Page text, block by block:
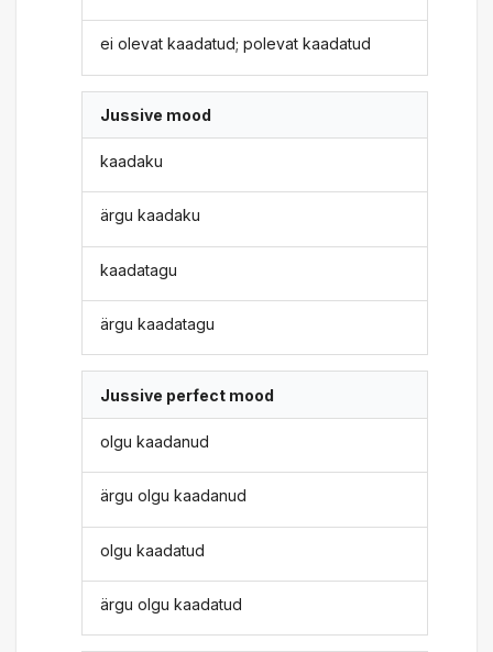
ei olevat kaadatud; polevat kaadatud
Jussive mood
kaadaku
ärgu kaadaku
kaadatagu
ärgu kaadatagu
Jussive perfect mood
olgu kaadanud
ärgu olgu kaadanud
olgu kaadatud
ärgu olgu kaadatud